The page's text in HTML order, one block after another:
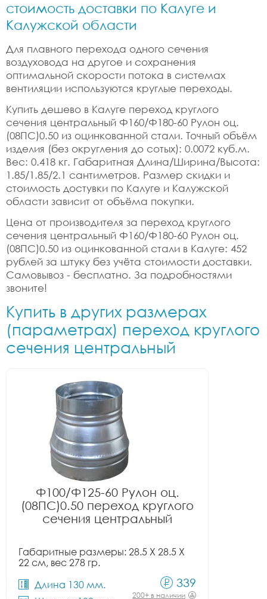
стоимость доставки по Калуге и
Калужской области
Для плавного перехода одного сечения
воздуховода на другое и сохранения
оптимальной скорости потока в системах
вентиляции используются круглые переходы.
Купить дешево в Калуге переход круглого
сечения центральный Ф160/Ф180-60 Рулон оц.
(08ПС)0.50 из оцинкованной стали. Точный объём
изделия (без округления до сотых): 0.0072 куб.м.
Вес: 0.418 кг. Габаритная Длина/Ширина/Высота:
1.85/1.85/2.1 сантиметров. Размер скидки и
стоимость достувки по Калуге и Калужской
области зависит от объёма покупки.
Цена от производителя за переход круглого
сечения центральный Ф160/Ф180-60 Рулон оц.
(08ПС)0.50 из оцинкованной стали в Калуге: 452
рублей за штуку без учёта стоимости доставки.
Самовывоз - бесплатно. За подробностями
звоните!
Купить в других размерах
(параметрах) переход круглого
сечения центральный
Ф100/Ф125-60 Рулон оц.
(08ПС)0.50 переход круглого
сечения центральный
Габаритные размеры: 28.5 X 28.5 X
22 см, вес 278 гр.
Длина 130 мм.
339
200+ в наличии